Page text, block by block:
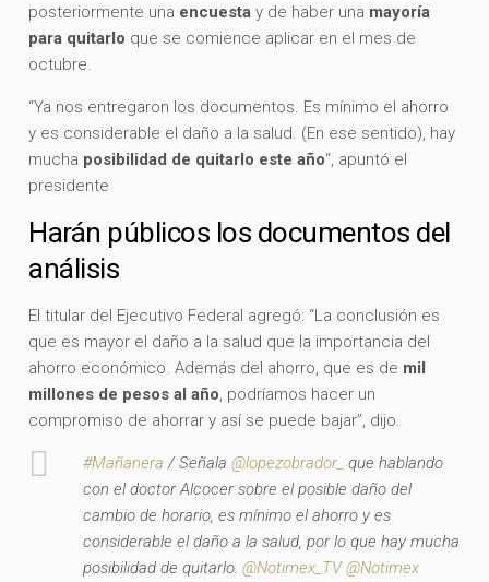
posteriormente una encuesta y de haber una mayoría
para quitarlo que se comience aplicar en el mes de
octubre.
“Ya nos entregaron los documentos. Es mínimo el ahorro
y es considerable el daño a la salud. (En ese sentido), hay
mucha posibilidad de quitarlo este año“, apuntó el
presidente
Harán públicos los documentos del
análisis
El titular del Ejecutivo Federal agregó: “La conclusión es
que es mayor el daño a la salud que la importancia del
ahorro económico. Además del ahorro, que es de mil
millones de pesos al año, podríamos hacer un
compromiso de ahorrar y así se puede bajar”, dijo.
#Mañanera / Señala@lopezobrador_ que hablando
con el doctor Alcocer sobre el posible daño del
cambio de horario, es mínimo el ahorro y es
considerable el daño a la salud, por lo que hay mucha
posibilidad de quitarlo.@Notimex_TV @Notimex